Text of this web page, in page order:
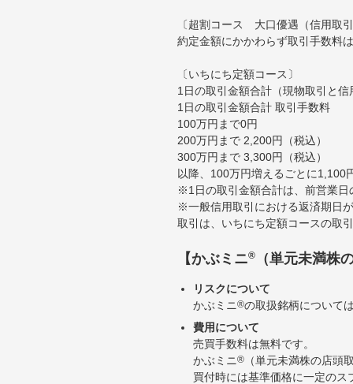
〔超割コース 大口優遇（信用取
約定金額にかかわらず取引手数料
〔いちにち定額コース〕
1日の取引金額合計（現物取引と
1日の取引金額合計 取引手数料
100万円まで0円
200万円まで 2,200円（税込）
300万円まで 3,300円（税込）
以降、100万円増えるごとに1,100
※1日の取引金額合計は、前営業日
※一般信用取引における返済期日
取引は、いちにち定額コースの取
【かぶミニ® （単元未満株
リスクについて
かぶミニ®の取扱銘柄について
費用について
売買手数料は無料です。
かぶミニ®
（単元未満株の店頭
買付時には基準価格に一定の